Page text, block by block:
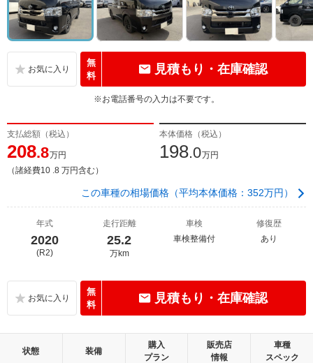
無
料
見積もり・在庫確認
※お電話番号の入力は不要です。
支払総額（税込）
208.8万円
（諸経費10 .8 万円含む）
本体価格（税込）
198.0万円
この車種の相場価格（平均本体価格：352万円）
年式
2020
(R2)
走行距離
25.2
万km
車検
車検整備付
修復歴
あり
無
料
見積もり・在庫確認
状態 装備
購入
プラン
販売店
情報
車種
スペック